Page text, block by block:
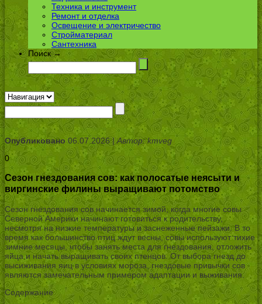
Техника и инструмент
Ремонт и отделка
Освещение и электричество
Стройматериал
Сантехника
Поиск →
Опубликовано06.07.2026 |Автор: kmveg
0
Сезон гнездования сов: как полосатые неясыти и
виргинские филины выращивают потомство
Сезон гнездования сов начинается зимой, когда многие совы
Северной Америки начинают готовиться к родительству,
несмотря на низкие температуры и заснеженные пейзажи. В то
время как большинство птиц ждут весны, совы используют тихие
зимние месяцы, чтобы занять места для гнездования, отложить
яйца и начать выращивать своих птенцов. От выбора гнезд до
высиживания яиц в условиях мороза, гнездовые привычки сов
являются замечательным примером адаптации и выживания.
Содержание